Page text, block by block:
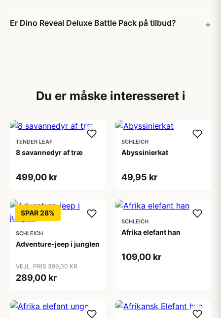
Er Dino Reveal Deluxe Battle Pack på tilbud?
Du er måske interesseret i
TENDER LEAF
8 savannedyr af træ
499,00 kr
SCHLEICH
Abyssinierkat
49,95 kr
SPAR 28%
SCHLEICH
Adventure-jeep i junglen
VEJL. PRIS 399,00 KR
289,00 kr
SCHLEICH
Afrika elefant han
109,00 kr